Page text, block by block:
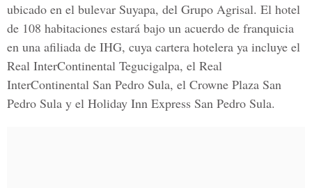
ubicado en el bulevar Suyapa, del Grupo Agrisal. El hotel
de 108 habitaciones estará bajo un acuerdo de franquicia
en una afiliada de IHG, cuya cartera hotelera ya incluye el
Real InterContinental Tegucigalpa, el Real
InterContinental San Pedro Sula, el Crowne Plaza San
Pedro Sula y el Holiday Inn Express San Pedro Sula.